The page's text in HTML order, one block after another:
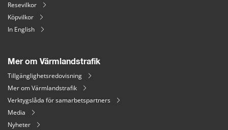
Resevilkor
Köpvilkor
In English
Mer om Värmlandstrafik
Tillgänglighetsredovisning
Mer om Värmlandstrafik
Verktygslåda för samarbetspartners
Media
Nyheter